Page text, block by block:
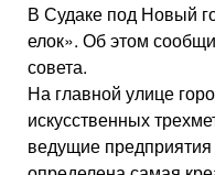
В Судаке под Новый
елок». Об этом
совета.
На главной улице
искусственных
ведущие